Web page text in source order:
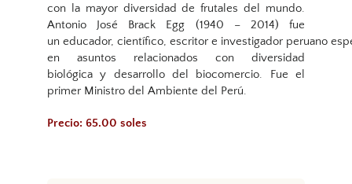
con la mayor diversidad de frutales del mundo.
Antonio José Brack Egg (1940 – 2014)​ fue
un educador, científico, escritor e investigador peruano
en asuntos relacionados con diversidad
biológica y desarrollo del biocomercio. Fue el
primer Ministro del Ambiente del Perú.
Precio: 65.00 soles